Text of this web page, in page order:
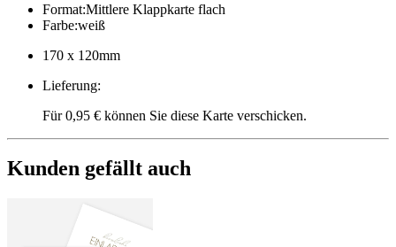
Format:Mittlere Klappkarte flach
Farbe:weiß
170 x 120mm
Lieferung:
Für 0,95 € können Sie diese Karte verschicken.
Kunden gefällt auch